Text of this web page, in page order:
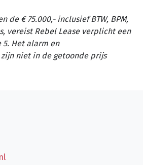
de € 75.000,- inclusief BTW, BPM,
vereist Rebel Lease verplicht een
5. Het alarm en
niet in de getoonde prijs